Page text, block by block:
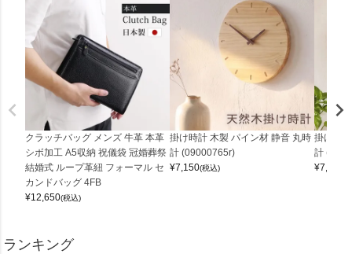
クラッチバッグ メンズ 牛革 本革
シボ加工 A5収納 祝儀袋 冠婚葬祭
結婚式 ループ革紐 フォーマル セ
カンドバッグ 4FB
¥12,650(税込)
掛け時計 木製 パイン材 静音 丸時
計 (09000765r)
¥7,150(税込)
掛け時
計
¥7,150
ランキング